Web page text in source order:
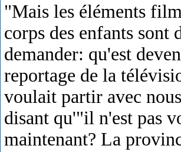
"Mais les éléments
corps des enfants sont
demander: qu'est
reportage de la
voulait partir avec
disant qu'"il n'est pas
maintenant? La